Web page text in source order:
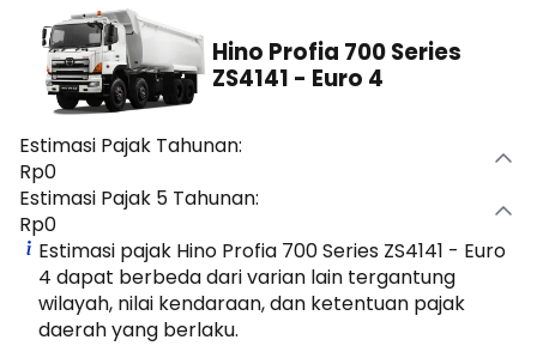
Hino Profia 700 Series
ZS4141 - Euro 4
Estimasi Pajak Tahunan:
Rp0
Estimasi Pajak 5 Tahunan:
Rp0
Estimasi pajak Hino Profia 700 Series ZS4141 - Euro
4 dapat berbeda dari varian lain tergantung
wilayah, nilai kendaraan, dan ketentuan pajak
daerah yang berlaku.